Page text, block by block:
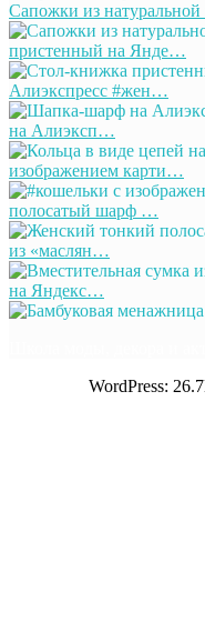
Сапожки из
пристенный на Янде…
Алиэкспресс #жен…
на Алиэксп…
изображением карти…
полосатый шарф …
из «маслян…
на Яндекс…
WordPress: